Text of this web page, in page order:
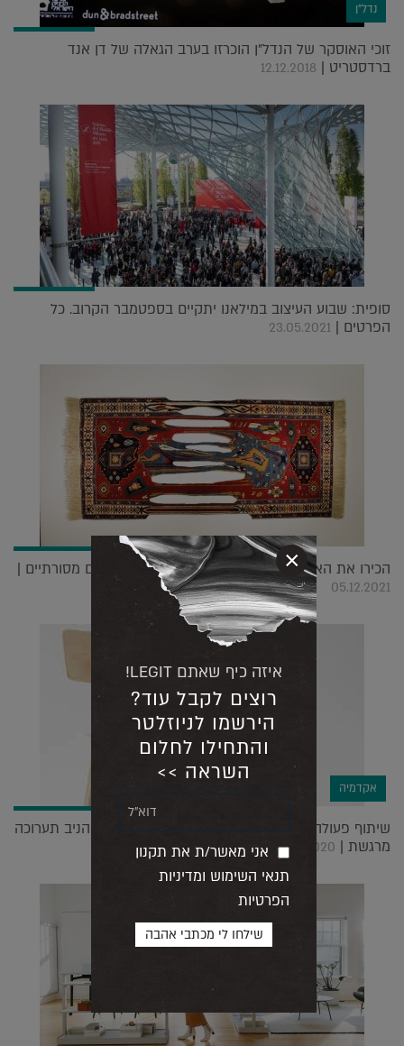
נדל"ן
זוכי האוסקר של הנדל"ן הוכרזו בערב הגאלה של דן אנד
ברדסטריט | 12.12.2018
סופית: שבוע העיצוב במילאנו יתקיים בספטמבר הקרוב. כל
הפרטים | 23.05.2021
הכירו את האמן האזרבייג'ני שאורג סיפורים בשטיחים מסורתיים |
05.12.2021
אקדמיה
שיתוף פעולה בין סטודנטים למתבגרים עם הפרעות הניב תערוכה
מרגשת | 05.01.2020
איזה כיף שאתם LEGIT!
רוצים לקבל עוד?
הירשמו לניוזלטר
והתחילו לחלום
השראה >>
אני מאשר/ת את תקנון
תנאי השימוש ומדיניות
הפרטיות
×